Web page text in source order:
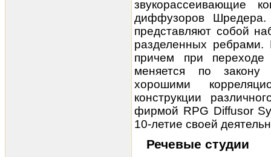
звукорассеивающие
диффузоров
представляют собой
разделенных ребрами.
причем при
меняется по закону
хорошими
конструкции
фирмой RPG Diffusor
10-летие своей
Речевые студии